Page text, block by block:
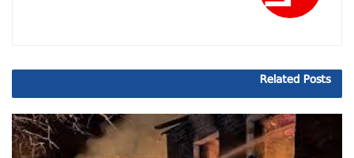
Related Posts